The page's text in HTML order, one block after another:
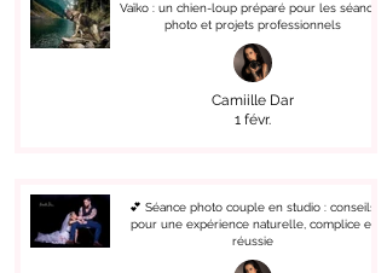
Vaïko : un chien-loup préparé pour les séances
photo et projets professionnels
Camiille Dar
1 févr.
💕 Séance photo couple en studio : conseils
pour une expérience naturelle, complice et
réussie